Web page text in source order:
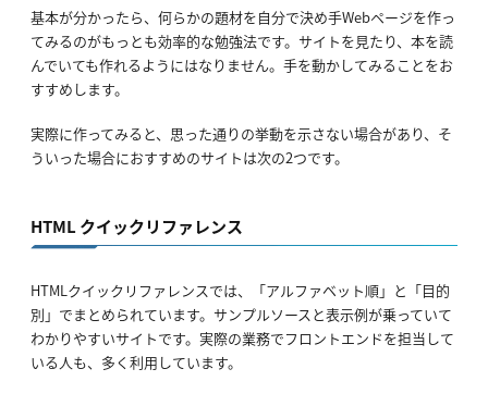
基本が分かったら、何らかの題材を自分で決め手Webページを作っ
てみるのがもっとも効率的な勉強法です。サイトを見たり、本を読
んでいても作れるようにはなりません。手を動かしてみることをお
すすめします。
実際に作ってみると、思った通りの挙動を示さない場合があり、そ
ういった場合におすすめのサイトは次の2つです。
HTML クイックリファレンス
HTMLクイックリファレンスでは、「アルファベット順」と「目的
別」でまとめられています。サンプルソースと表示例が乗っていて
わかりやすいサイトです。実際の業務でフロントエンドを担当して
いる人も、多く利用しています。